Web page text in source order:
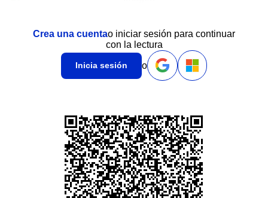
Crea una cuentao iniciar sesión para continuar
con la lectura
Inicia sesión o